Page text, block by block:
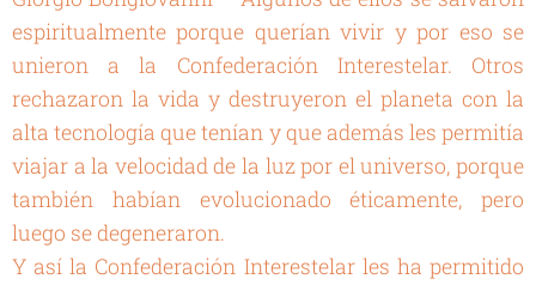
espiritualmente porque querían vivir y por eso se
unieron a la Confederación Interestelar. Otros
rechazaron la vida y destruyeron el planeta con la
alta tecnología que tenían y que además les permitía
viajar a la velocidad de la luz por el universo, porque
también habían evolucionado éticamente, pero
luego se degeneraron.
Y así la Confederación Interestelar les ha permitido